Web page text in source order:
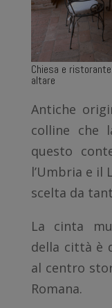
Chiesa e
altare
Antiche
colline che
questo
l’Umbria e il
scelta da
La cinta
della città è
al centro
Romana.